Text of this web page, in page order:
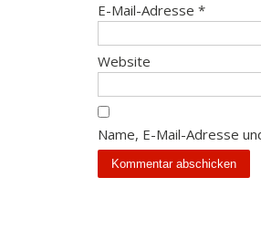
E-Mail-Adresse *
Website
Name, E-Mail-Adresse